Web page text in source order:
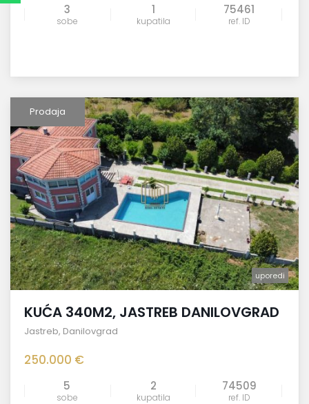
3
sobe
1
kupatila
75461
ref. ID
Prodaja
uporedi
KUĆA 340M2, JASTREB DANILOVGRAD
Jastreb, Danilovgrad
250.000 €
5
sobe
2
kupatila
74509
ref. ID